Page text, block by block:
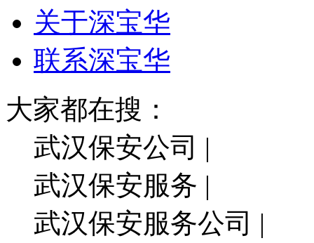
关于深宝华
联系深宝华
大家都在搜：
武汉保安公司 |
武汉保安服务 |
武汉保安服务公司 |